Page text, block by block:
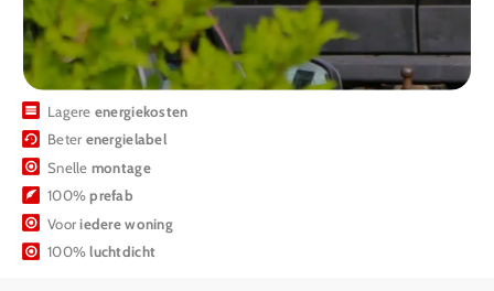
Lagere energiekosten
Beter energielabel
Snelle montage
100%prefab
Vooriedere woning
100%luchtdicht